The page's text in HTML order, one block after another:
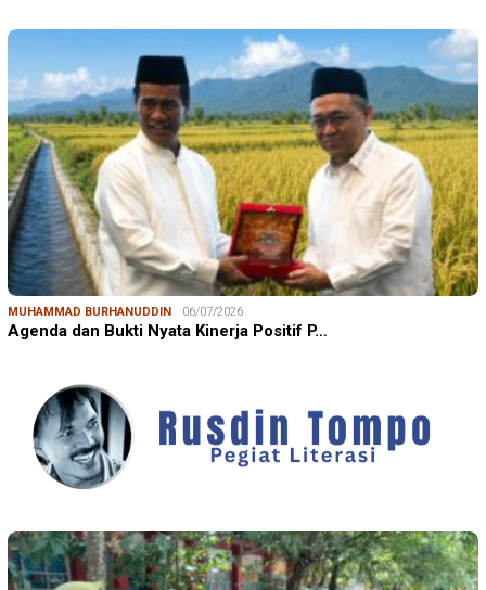
MUHAMMAD BURHANUDDIN 06/07/2026
Agenda dan Bukti Nyata Kinerja Positif P…